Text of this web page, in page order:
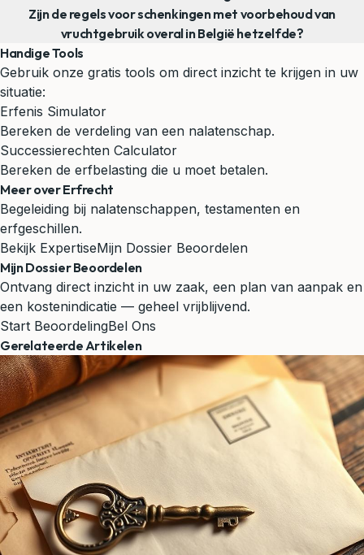
Zijn de regels voor schenkingen met voorbehoud van
vruchtgebruik overal in België hetzelfde?
Handige Tools
Gebruik onze gratis tools om direct inzicht te krijgen in uw
situatie:
Erfenis Simulator
Bereken de verdeling van een nalatenschap.
Successierechten Calculator
Bereken de erfbelasting die u moet betalen.
Meer over Erfrecht
Begeleiding bij nalatenschappen, testamenten en
erfgeschillen.
Bekijk ExpertiseMijn Dossier Beoordelen
Mijn Dossier Beoordelen
Ontvang direct inzicht in uw zaak, een plan van aanpak en
een kostenindicatie — geheel vrijblijvend.
Start BeoordelingBel Ons
Gerelateerde Artikelen